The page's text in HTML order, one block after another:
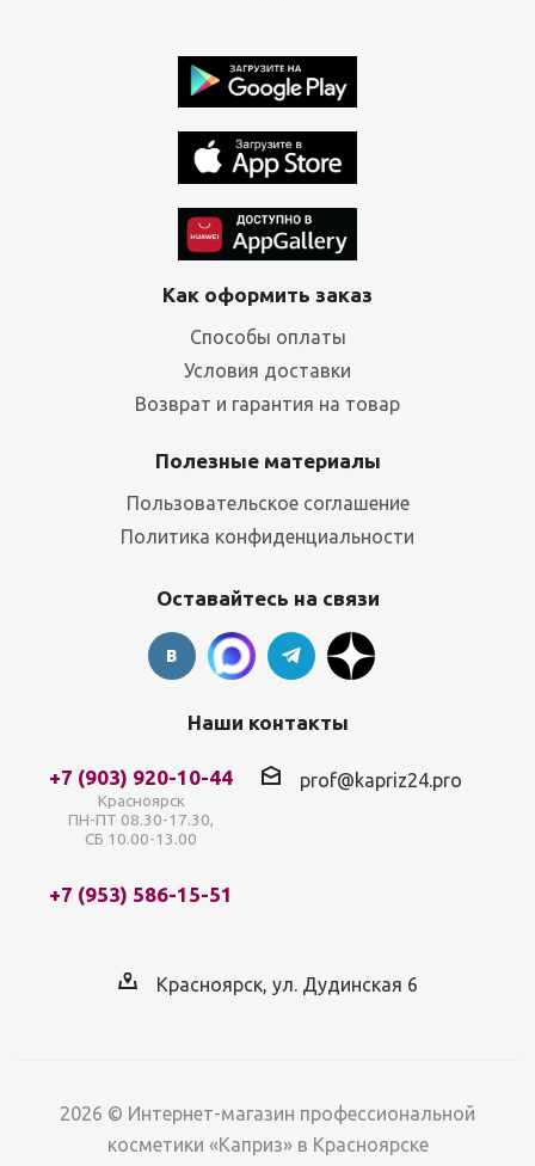
Как оформить заказ
Способы оплаты
Условия доставки
Возврат и гарантия на товар
Полезные материалы
Пользовательское соглашение
Политика конфиденциальности
Оставайтесь на связи
Наши контакты
+7 (903) 920-10-44
Красноярск
ПН-ПТ 08.30-17.30,
СБ 10.00-13.00
+7 (953) 586-15-51
prof@kapriz24.pro
Красноярск, ул. Дудинская 6
2026 © Интернет-магазин профессиональной
косметики «Каприз» в Красноярске